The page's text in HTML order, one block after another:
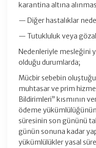
karantina altına
— Diğer hastalıklar
— Tutukluluk veya
Nedenleriyle mesleğini
olduğu durumlarda;
Mücbir sebebin
muhtasar ve prim
Bildirimleri” kısmının
ödeme
süresinin son gününü
günün sonuna kadar
yükümlülükler yasal